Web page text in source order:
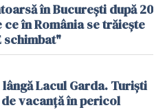
în București după 20
ce în România se trăiește
schimbat"
Lacul Garda. Turiști
vacanță în pericol